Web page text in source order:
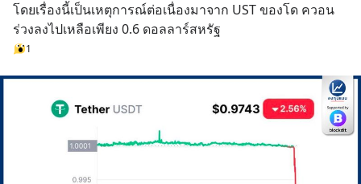
โดยเรื่องนี้เป็นเหตุการณ์ต่อเนื่องมาจาก UST ของโด ควอน
ร่วงลงไปเหลือเพียง 0.6 ดอลลาร์สหรัฐ
1